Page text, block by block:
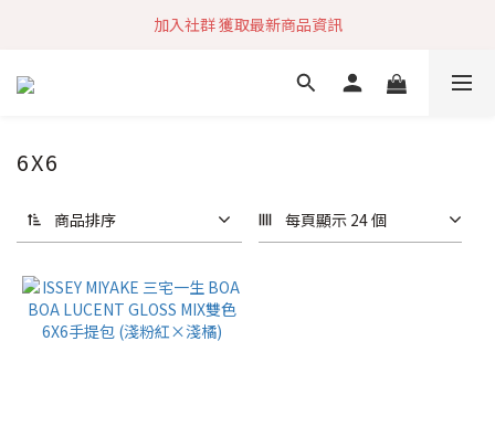
加入社群 獲取最新商品資訊
加入社群 獲取最新商品資訊
旗艦店會員募集中
6X6
商品排序 每頁顯示 24 個